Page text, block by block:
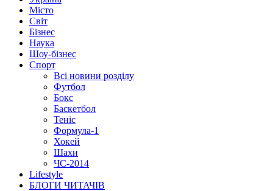
Місто
Світ
Бізнес
Наука
Шоу-бізнес
Спорт
Всі новини розділу
Футбол
Бокс
Баскетбол
Теніс
Формула-1
Хокей
Шахи
ЧС-2014
Lifestyle
БЛОГИ ЧИТАЧІВ